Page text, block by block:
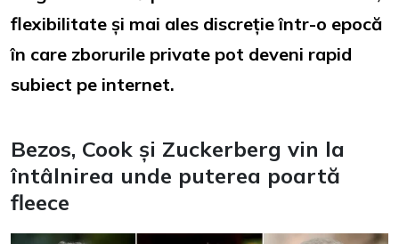
flexibilitate și mai ales discreție într-o epocă
în care zborurile private pot deveni rapid
subiect pe internet.
Bezos, Cook și Zuckerberg vin la
întâlnirea unde puterea poartă
fleece